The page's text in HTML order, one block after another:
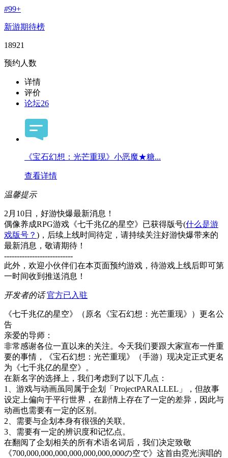
#99+
新游期待榜
18921
预约人数
详情
评价
论坛26
《宝石幻想：光芒重现》小恶魔★糖...
查看详情
温馨提示
2月10日，好游快爆最新消息！
偶像养成RPG游戏《七千兆亿的星空》已获得版号(什么是游
戏版号？ )，后续上线时间待定，请持续关注好游快爆带来的
最新消息，敬请期待！
---------------------------
此外，欢迎小伙伴们在本页面预约游戏，待游戏上线后即可第
一时间收到推送消息！
开发者的话 官方已入驻
《七千兆亿的星空》（原名《宝石幻想：光芒重现》）更名公
告
亲爱的导师：
非常感谢各位一直以来的关注。今天我们要跟大家宣布一件重
要的事情，《宝石幻想：光芒重现》（手游）现决定正式更名
为《七千兆亿的星空》。
在新名字的选择上，我们考虑到了以下几点：
1、游戏与动画虽同属于企划「ProjectPARALLEL」，但故事
设定上偏向于平行世界，在剧情上存在了一定的差异，因此与
动画也需要有一定的区别。
2、需要与企划本身有很强的关联。
3、需要有一定的辨识度和记忆点。
在翻阅了企划相关的所有术语名词后，我们决定致敬
《700,000,000,000,000,000,000,000の空で》这首由霓光演唱的